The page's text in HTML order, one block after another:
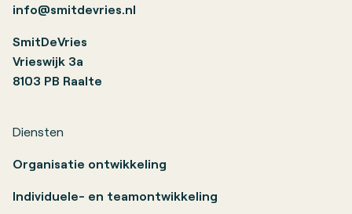
Diensten
Organisatie ontwikkeling
Individuele- en teamontwikkeling
info@smitdevries.nl
SmitDeVries
Vrieswijk 3a
8103 PB Raalte